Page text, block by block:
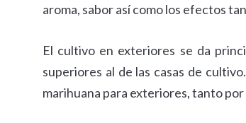
aroma, sabor así como los efectos
El cultivo en exteriores se da
superiores al de las casas de
marihuana para exteriores, tanto